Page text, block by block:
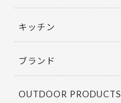
キッチン
ブランド
OUTDOOR PRODUCTS